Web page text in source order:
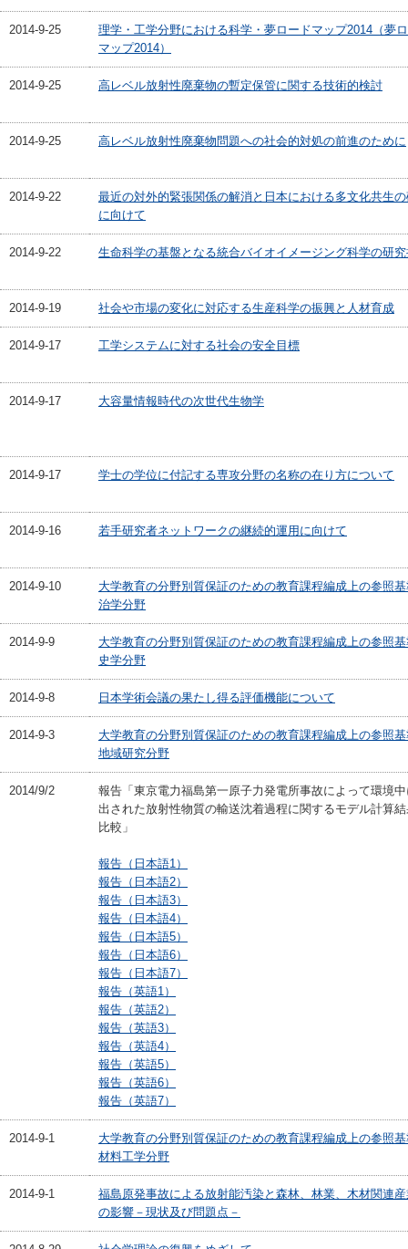
2014-9-25
理学・工学分野における科学・夢ロードマップ2014（夢
マップ2014）
2014-9-25 高レベル放射性廃棄物の暫定保管に関する技術的検討
2014-9-25 高レベル放射性廃棄物問題への社会的対処の前進のために
2014-9-22
最近の対外的緊張関係の解消と日本における多文化共生
に向けて
2014-9-22 生命科学の基盤となる統合バイオイメージング科学の研
2014-9-19 社会や市場の変化に対応する生産科学の振興と人材育成
2014-9-17 工学システムに対する社会の安全目標
2014-9-17 大容量情報時代の次世代生物学
2014-9-17 学士の学位に付記する専攻分野の名称の在り方について
2014-9-16 若手研究者ネットワークの継続的運用に向けて
2014-9-10
大学教育の分野別質保証のための教育課程編成上の参照
治学分野
2014-9-9
大学教育の分野別質保証のための教育課程編成上の参照
史学分野
2014-9-8 日本学術会議の果たし得る評価機能について
2014-9-3
大学教育の分野別質保証のための教育課程編成上の参照
地域研究分野
2014/9/2
報告「東京電力福島第一原子力発電所事故によって環境
出された放射性物質の輸送沈着過程に関するモデル計算
比較」
報告（日本語1）
報告（日本語2）
報告（日本語3）
報告（日本語4）
報告（日本語5）
報告（日本語6）
報告（日本語7）
報告（英語1）
報告（英語2）
報告（英語3）
報告（英語4）
報告（英語5）
報告（英語6）
報告（英語7）
2014-9-1
大学教育の分野別質保証のための教育課程編成上の参照
材料工学分野
2014-9-1
福島原発事故による放射能汚染と森林、林業、木材関連
の影響－現状及び問題点－